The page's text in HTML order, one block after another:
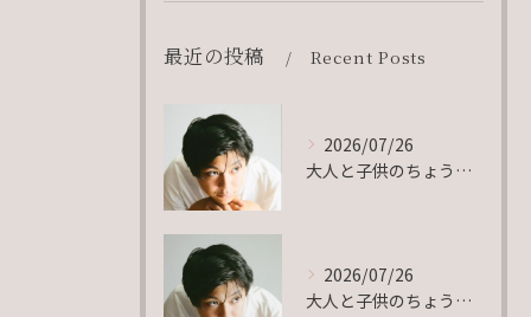
最近の投稿 Recent Posts
2026/07/26
大人と子供のちょうど真ん中。
2026/07/26
大人と子供のちょうど真ん中。